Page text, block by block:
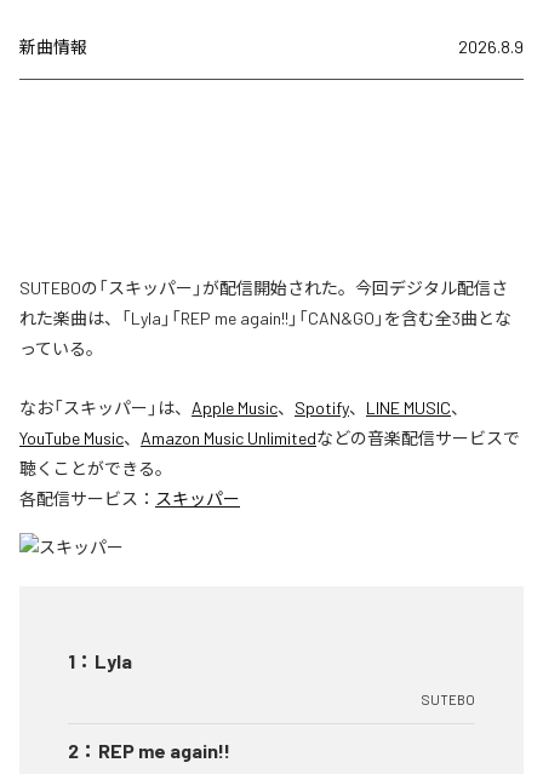
新曲情報 2026.8.9
SUTEBOの「スキッパー」が配信開始された。今回デジタル配信さ
れた楽曲は、「Lyla」「REP me again!!」「CAN&GO」を含む全3曲とな
っている。
なお「スキッパー 」は、 Apple Music、 Spotify、 LINE MUSIC、
YouTube Music、 Amazon Music Unlimitedなどの音楽配信サービスで
聴くことができる。
各配信サービス： スキッパー
1 ： Lyla
SUTEBO
2 ： REP me again!!